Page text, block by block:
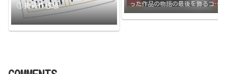
①掲載作感想
った作品の物語の最後を飾るコマ
打ち切られたその日に更新